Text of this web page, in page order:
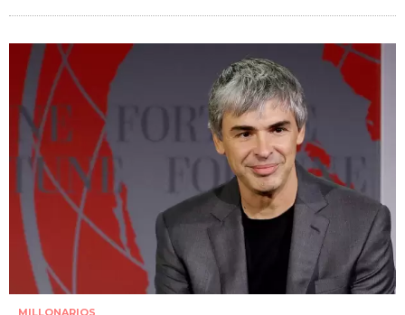
MILLONARIOS